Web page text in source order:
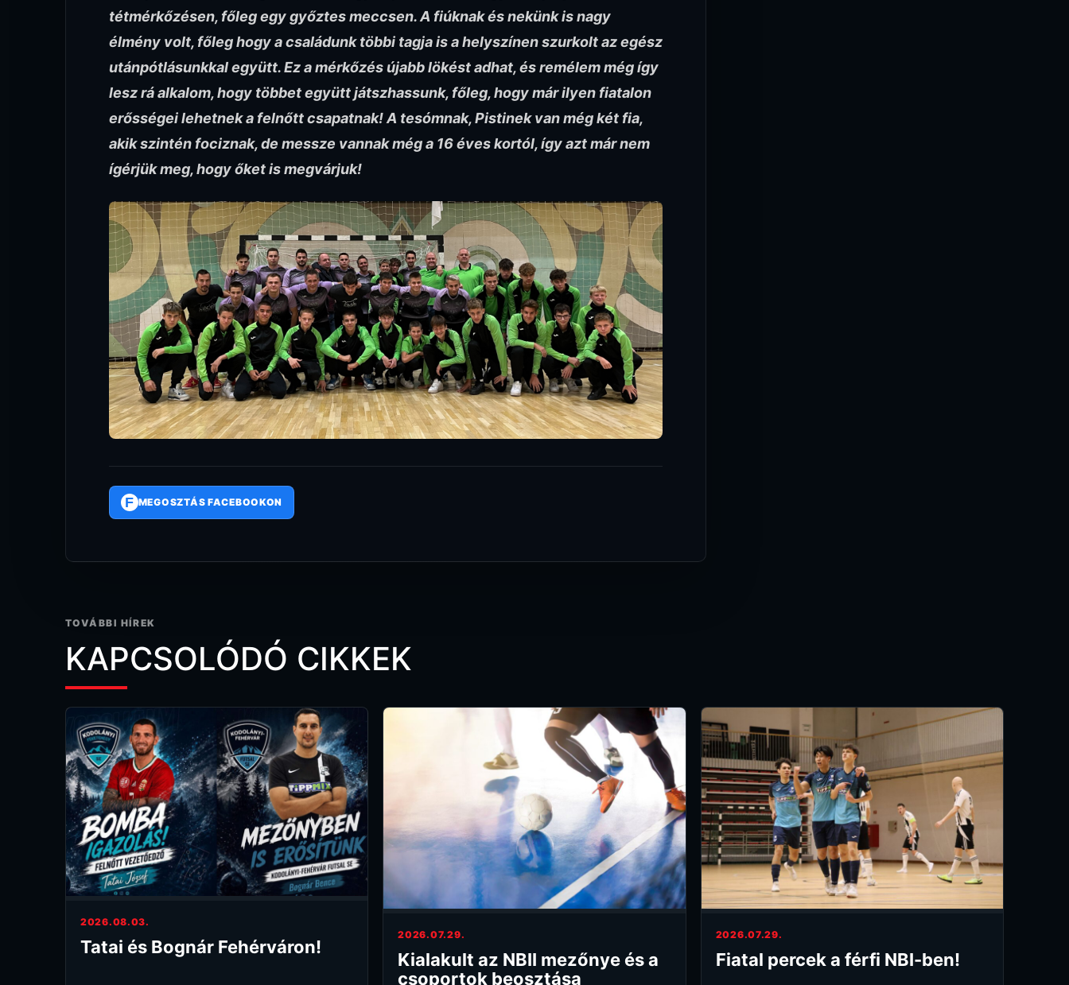
tétmérkőzésen, főleg egy győztes meccsen. A fiúknak és nekünk is nagy
élmény volt, főleg hogy a családunk többi tagja is a helyszínen szurkolt az egész
utánpótlásunkkal együtt. Ez a mérkőzés újabb lökést adhat, és remélem még így
lesz rá alkalom, hogy többet együtt játszhassunk, főleg, hogy már ilyen fiatalon
erősségei lehetnek a felnőtt csapatnak! A tesómnak, Pistinek van még két fia,
akik szintén fociznak, de messze vannak még a 16 éves kortól, így azt már nem
ígérjük meg, hogy őket is megvárjuk!
F MEGOSZTÁS FACEBOOKON
TOVÁBBI HÍREK
KAPCSOLÓDÓ CIKKEK
2026.08.03.
Tatai és Bognár Fehérváron!
2026.07.29.
Kialakult az NBII mezőnye és a
csoportok beosztása
2026.07.29.
Fiatal percek a férfi NBI-ben!